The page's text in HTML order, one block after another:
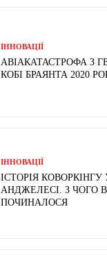
ІННОВАЦІЇ
АВІАКАТАСТРОФА З
КОБІ БРАЯНТА 2020
ІННОВАЦІЇ
ІСТОРІЯ
АНДЖЕЛЕСІ. З ЧОГО
ПОЧИНАЛОСЯ